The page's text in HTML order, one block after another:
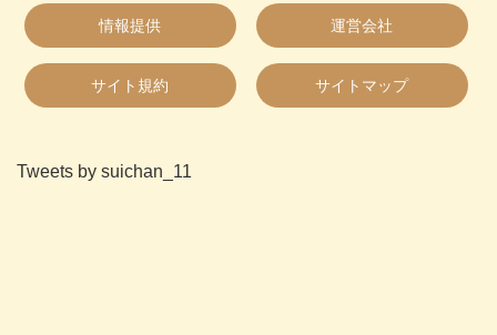
情報提供 運営会社
サイト規約 サイトマップ
Tweets by suichan_11